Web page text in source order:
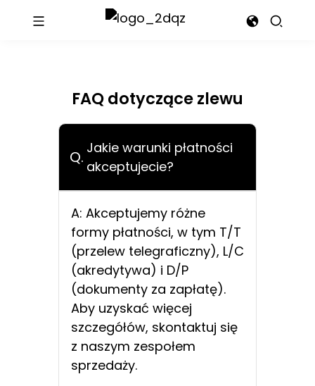
FAQ dotyczące zlewu
Q. Jakie warunki płatności
akceptujecie?
A: Akceptujemy różne
formy płatności, w tym T/T
(przelew telegraficzny), L/C
(akredytywa) i D/P
(dokumenty za zapłatę).
Aby uzyskać więcej
szczegółów, skontaktuj się
z naszym zespołem
sprzedaży.